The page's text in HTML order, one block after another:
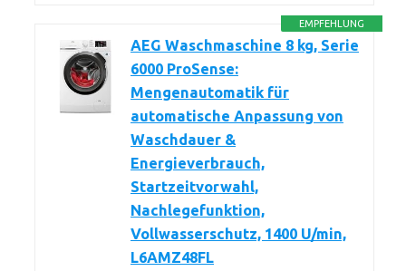
EMPFEHLUNG
AEG Waschmaschine 8 kg, Serie
6000 ProSense:
Mengenautomatik für
automatische Anpassung von
Waschdauer &
Energieverbrauch,
Startzeitvorwahl,
Nachlegefunktion,
Vollwasserschutz, 1400 U/min,
L6AMZ48FL